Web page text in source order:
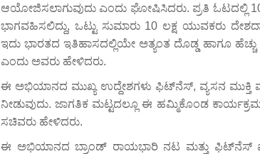
ಆಯೋಜಿಸಲಾಗುವುದು ಎಂದು ಘೋಷಿಸಿದರು. ಪ್ರತಿ ಓಟದಲ್ಲಿ
ಭಾಗವಹಿಸಲಿದ್ದು, ಒಟ್ಟು ಸುಮಾರು 10 ಲಕ್ಷ ಯುವಕರು
ಇದು ಭಾರತದ ಇತಿಹಾಸದಲ್ಲಿಯೇ ಅತ್ಯಂತ ದೊಡ್ಡ ಹಾಗೂ
ಎಂದು ಅವರು ಹೇಳಿದರು.
ಈ ಅಭಿಯಾನದ ಮುಖ್ಯ ಉದ್ದೇಶಗಳು ಫಿಟ್‌ನೆಸ್, ವ್ಯಸನ ಮುಕ್ತಿ
ನೀಡುವುದು. ಜಾಗತಿಕ ಮಟ್ಟದಲ್ಲೂ ಈ ಹಮ್ಮಿಕೊಂಡ
ಸಚಿವರು ಹೇಳಿದರು.
ಈ ಅಭಿಯಾನದ ಬ್ರಾಂಡ್ ರಾಯಭಾರಿ ನಟ ಮತ್ತು